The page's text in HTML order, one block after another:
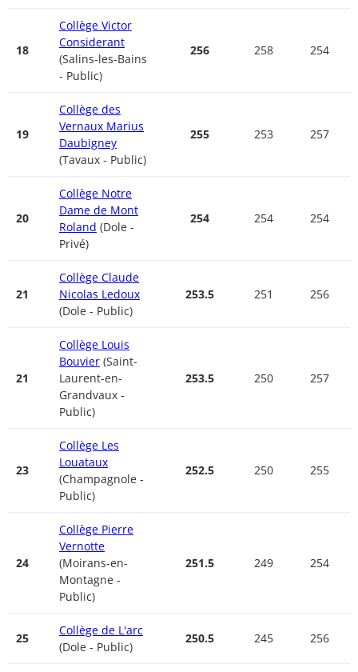
18
Collège Victor
Considerant
(Salins-les-Bains
- Public)
256 258 254
19
Collège des
Vernaux Marius
Daubigney
(Tavaux - Public)
255 253 257
20
Collège Notre
Dame de Mont
Roland (Dole -
Privé)
254 254 254
21
Collège Claude
Nicolas Ledoux
(Dole - Public)
253.5 251 256
21
Collège Louis
Bouvier (Saint-
Laurent-en-
Grandvaux -
Public)
253.5 250 257
23
Collège Les
Louataux
(Champagnole -
Public)
252.5 250 255
24
Collège Pierre
Vernotte
(Moirans-en-
Montagne -
Public)
251.5 249 254
25
Collège de L'arc
(Dole - Public)
250.5 245 256